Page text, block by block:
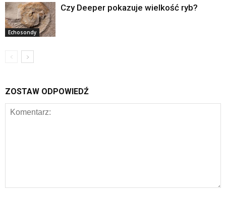
Echosondy
Czy Deeper pokazuje wielkość ryb?
ZOSTAW ODPOWIEDŹ